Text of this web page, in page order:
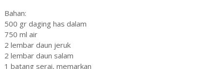
Bahan:
500 gr daging has dalam
750 ml air
2 lembar daun jeruk
2 lembar daun salam
1 batang serai, memarkan